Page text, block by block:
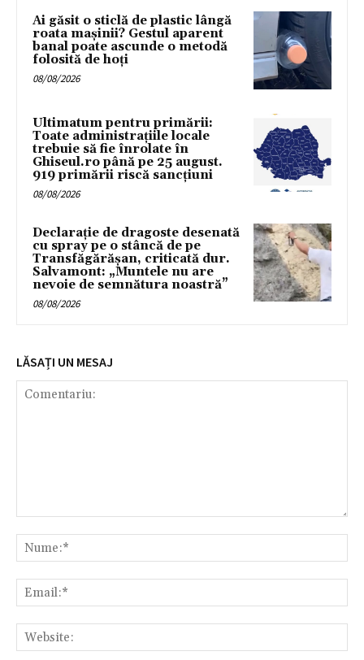
Ai găsit o sticlă de plastic lângă
roata mașinii? Gestul aparent
banal poate ascunde o metodă
folosită de hoți
08/08/2026
Ultimatum pentru primării:
Toate administrațiile locale
trebuie să fie înrolate în
Ghiseul.ro până pe 25 august.
919 primării riscă sancțiuni
08/08/2026
Declarație de dragoste desenată
cu spray pe o stâncă de pe
Transfăgărășan, criticată dur.
Salvamont: „Muntele nu are
nevoie de semnătura noastră”
08/08/2026
LĂSAȚI UN MESAJ